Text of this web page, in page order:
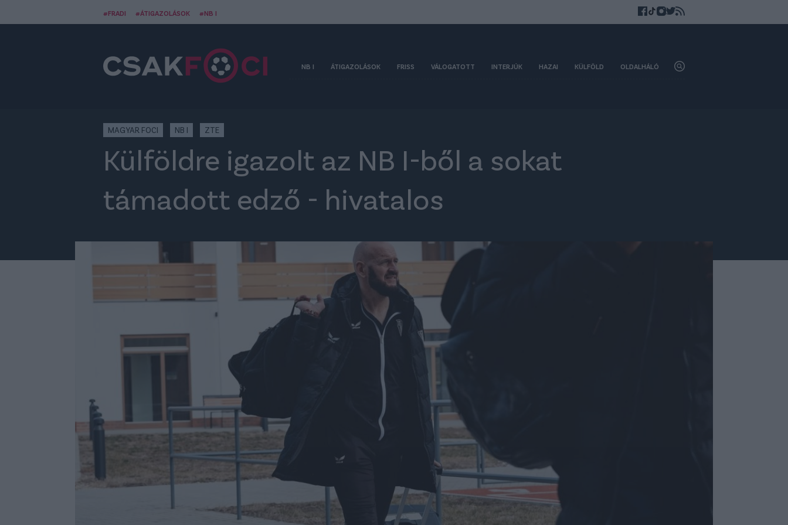
#FRADI #ÁTIGAZOLÁSOK #NB I
NB I ÁTIGAZOLÁSOK FRISS VÁLOGATOTT INTERJÚK HAZAI KÜLFÖLD OLDALHÁLÓ
MAGYAR FOCI NB I ZTE
Külföldre igazolt az NB I-ből a sokat
támadott edző - hivatalos